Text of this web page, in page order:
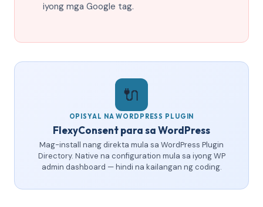
iyong mga Google tag.
🔌
OPISYAL NA WORDPRESS PLUGIN
FlexyConsent para sa WordPress
Mag-install nang direkta mula sa WordPress Plugin
Directory. Native na configuration mula sa iyong WP
admin dashboard — hindi na kailangan ng coding.